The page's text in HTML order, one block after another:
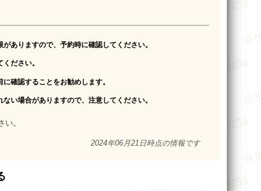
ありますので、予約時に確認してください。
ださい。
確認することをお勧めします。
い場合がありますので、注意してください。
い。
2024年06月21日時点の情報です